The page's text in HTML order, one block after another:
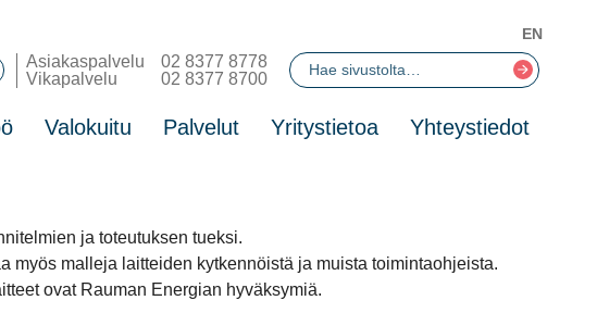
Asiakaspalvelu
02 8377 8778
Vikapalvelu
02 8377 8700
Valokuitu Palvelut Yritystietoa Yhteystiedot
EN
ja toteutuksen tueksi.
myös malleja laitteiden kytkennöistä ja muista toimintaohjeista.
ovat Rauman Energian hyväksymiä.